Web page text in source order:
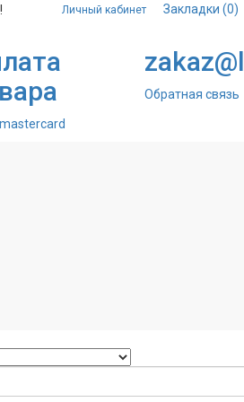
Личный кабинет Закладки (0)
Обратная связь